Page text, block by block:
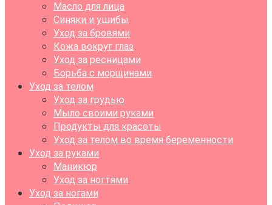
Масло для лица
Синяки и ушибы
Уход за бровями
Кожа вокруг глаз
Уход за ресницами
Борьба с морщинами
Уход за телом
Уход за грудью
Мыло своими руками
Продукты для красоты
Уход за телом во время беременности
Уход за руками
Маникюр
Уход за ногтями
Уход за ногами